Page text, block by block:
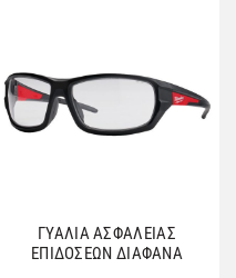
ΓΥΑΛΙΑ ΑΣΦΑΛΕΙΑΣ
ΕΠΙΔΟΣΕΩΝ ΔΙΑΦΑΝΑ